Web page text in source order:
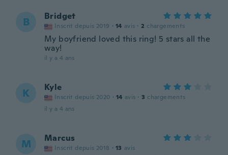
B Bridget
Inscrit depuis 2019 · 14 avis · 2 chargements
My boyfriend loved this ring! 5 stars all the
way!
il y a 4 ans
K Kyle
Inscrit depuis 2020 · 14 avis · 3 chargements
il y a 4 ans
M Marcus
Inscrit depuis 2018 · 13 avis